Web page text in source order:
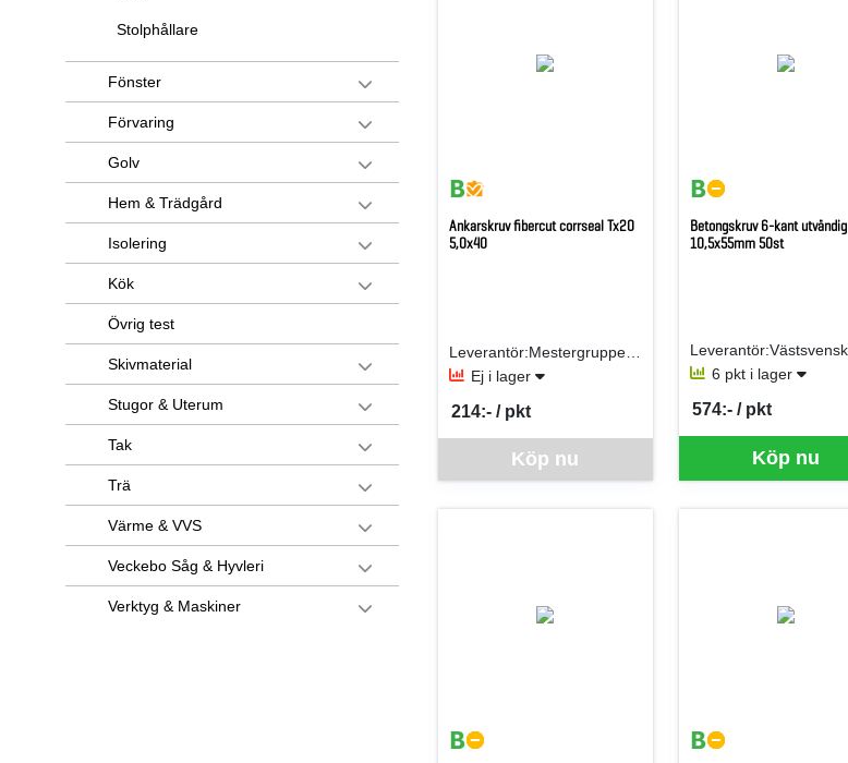
Stolphållare
Fönster
Förvaring
Golv
Hem & Trädgård
Isolering
Kök
Övrig test
Skivmaterial
Stugor & Uterum
Tak
Trä
Värme & VVS
Veckebo Såg & Hyvleri
Verktyg & Maskiner
Ankarskruv fibercut corrseal Tx20
5,0x40
Ej i lager
Köp nu
214:- / pkt
SEK per PKT
Betongskruv 6-kant utvändig
10,5x55mm 50st
6 pkt i lager
Köp nu
574:- / pkt
SEK per PKT